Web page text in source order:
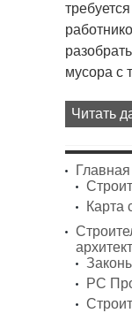
мусора с
Читать
Главная
Карта
PC